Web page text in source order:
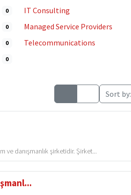
0
0
0
0
IT Consulting
Managed Service Providers
Telecommunications
Sort by:
ve danışmanlık şirketidir. Şirket...